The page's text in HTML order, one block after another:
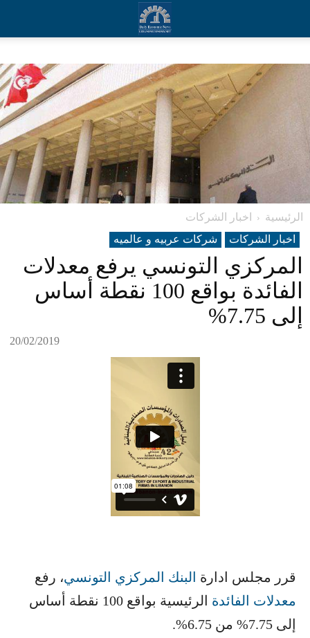
الرئيسية
اخبار الشركات
اخبار الشركات
شرکات عربیه و عالمیه
المركزي التونسي يرفع معدلات
الفائدة بواقع 100 نقطة أساس
إلى 7.75%
20/02/2019
قرر مجلس ادارة ​ البنك المركزي التونسي​، رفع ​
معدلات الفائدة
​ الرئيسية بواقع 100 نقطة أساس
إلى 7.75% من 6.75%.